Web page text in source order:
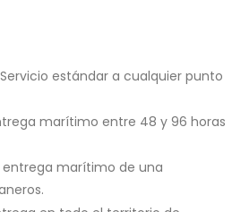
estándar a cualquier punto
marítimo entre 48 y 96 horas
entrega marítimo de una